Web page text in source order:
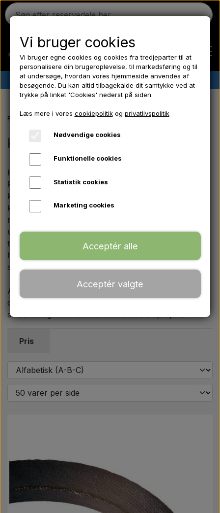
Ferguson
Massey Ferguson
Trækbomme - Topstænger mv.
Traktordæk
Olie
El-dele
Maling Agricolour
PTO Aksler GARDLOC
✔︎ Dansk lager✔︎ Hurtig levering ✔︎ Lave priser
Forside Ferguson reservedele Ferguson TE20 reservedele
Kølersystem
Her finder du alle vores dele til kølersystemet på din
Ferguson TE20. Hos Aparts har vi specialiseret os i
komponenter til veterantraktorer, og her i denne
kategori, har vi samlet et komplet udvalg af
reservedele, der sikrer effektiv køling af din TE20. Så
uanset hvilken del du leder efter til din Ferguson TE20
traktor, er vi sikre på at vi kan hjælpe. Kig dig omkring
her på siden, eller ring/skriv til os, hvis du har
spørgsmål eller brug for vejledning.
Alle bestillinger pakkes og sendes direkte fra vores
danske lager i Næstved. Vi tilbyder altid hurtig levering,
så du hurtigt kan komme videre med dit projekt.
Pris
Vi bruger cookies
Vi bruger egne cookies og cookies fra tredjeparter til at
personalisere din brugeroplevelse, til markedsføring og til
at undersøge, hvordan vores hjemmeside anvendes af
besøgende. Du kan altid tilbagekalde dit samtykke ved at
trykke på linket 'Cookies' nederst på siden.
Læs mere i vores cookiepolitikog privatlivspolitik
Nødvendige cookies
Funktionelle cookies
Statistik cookies
Marketing cookies
Acceptér alle
Acceptér valgte